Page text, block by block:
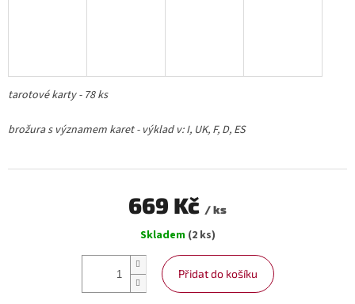
tarotové karty - 78 ks
brožura s významem karet - výklad v: I, UK, F, D, ES
669 Kč / ks
cena:
Skladem (2 ks)
Přidat do košíku